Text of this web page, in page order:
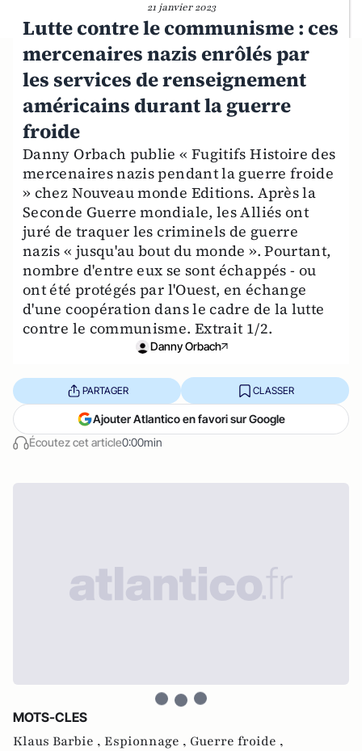
21 janvier 2023
Lutte contre le communisme : ces
mercenaires nazis enrôlés par
les services de renseignement
américains durant la guerre
froide
Danny Orbach publie « Fugitifs Histoire des
mercenaires nazis pendant la guerre froide
» chez Nouveau monde Editions. Après la
Seconde Guerre mondiale, les Alliés ont
juré de traquer les criminels de guerre
nazis « jusqu'au bout du monde ». Pourtant,
nombre d'entre eux se sont échappés - ou
ont été protégés par l'Ouest, en échange
d'une coopération dans le cadre de la lutte
contre le communisme. Extrait 1/2.
Danny Orbach
Écoutez cet article0:00min
PARTAGER CLASSER
Ajouter Atlantico en favori sur Google
MOTS-CLES
Klaus Barbie , Espionnage , Guerre froide ,